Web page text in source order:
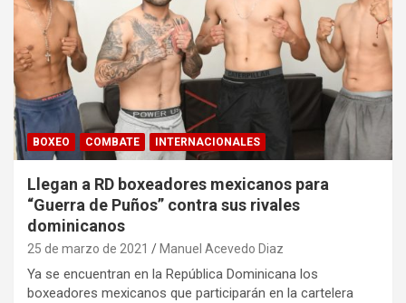
BOXEO COMBATE INTERNACIONALES
Llegan a RD boxeadores mexicanos para
“Guerra de Puños” contra sus rivales
dominicanos
25 de marzo de 2021 Manuel Acevedo Diaz
Ya se encuentran en la República Dominicana los
boxeadores mexicanos que participarán en la cartelera